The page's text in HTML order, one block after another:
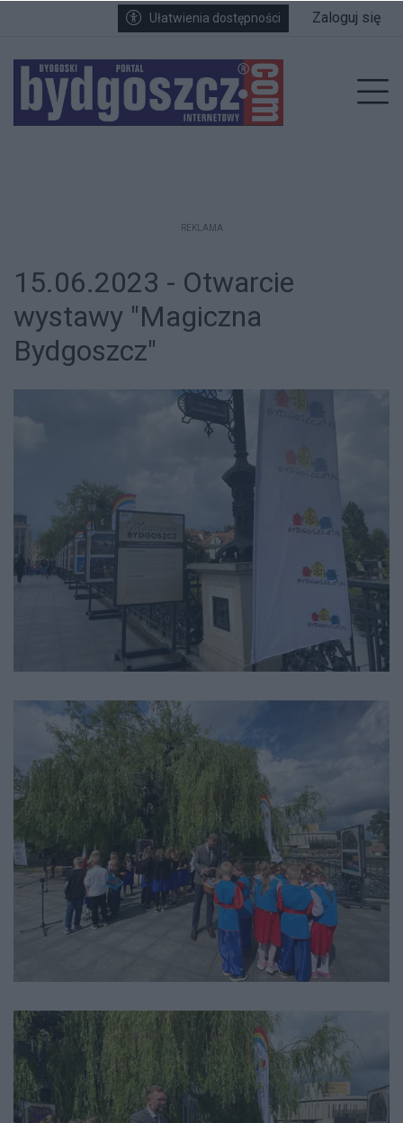
Przejdź do głównych treści
Przejdź do wyszukiwarki
Przejdź do głównego menuUłatwienia dostępności Zaloguj się
REKLAMA
15.06.2023 - Otwarcie
wystawy "Magiczna
Bydgoszcz"